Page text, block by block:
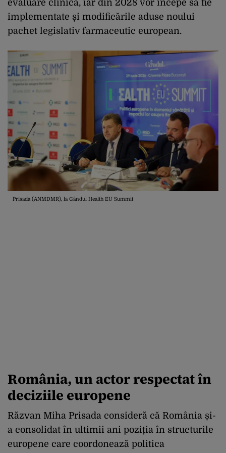
evaluare clinică, iar din 2028 vor începe să fie
implementate și modificările aduse noului
pachet legislativ farmaceutic european.
Prisada (ANMDMR), la Gândul Health EU Summit
România, un actor respectat în
deciziile europene
Răzvan Miha Prisada consideră că România și-
a consolidat în ultimii ani poziția în structurile
europene care coordonează politica